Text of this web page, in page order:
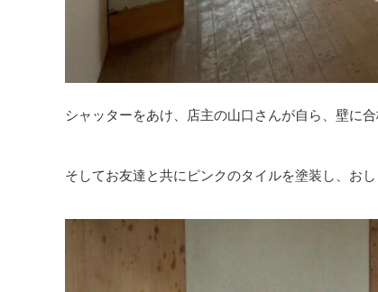
シャッターをあけ、店主の山口さんが自ら、壁に
そしてお友達と共にピンクのタイルを塗装し、お